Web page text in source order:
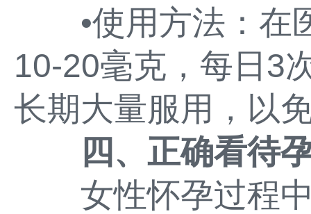
•使用方法：在
10-20毫克，每日3
长期大量服用，以
四、正确看待
女性怀孕过程中